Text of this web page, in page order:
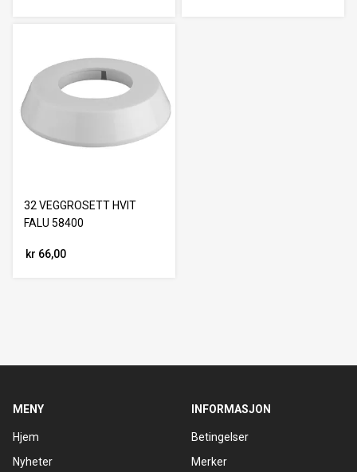
32 VEGGROSETT HVIT
FALU 58400
kr 66,00
MENY
Hjem
Nyheter
INFORMASJON
Betingelser
Merker